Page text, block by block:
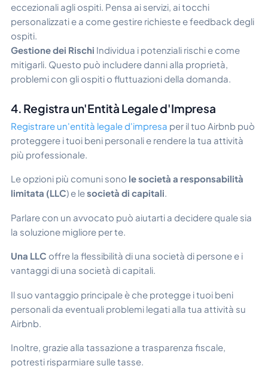
eccezionali agli ospiti. Pensa ai servizi, ai tocchi
personalizzati e a come gestire richieste e feedback degli
ospiti.
Gestione dei Rischi Individua i potenziali rischi e come
mitigarli. Questo può includere danni alla proprietà,
problemi con gli ospiti o fluttuazioni della domanda.
4. Registra un'Entità Legale d'Impresa
Registrare un'entità legale d'impresa per il tuo Airbnb può
proteggere i tuoi beni personali e rendere la tua attività
più professionale.
Le opzioni più comuni sono le società a responsabilità
limitata (LLC) e lesocietà di capitali.
Parlare con un avvocato può aiutarti a decidere quale sia
la soluzione migliore per te.
Una LLC offre la flessibilità di una società di persone e i
vantaggi di una società di capitali.
Il suo vantaggio principale è che protegge i tuoi beni
personali da eventuali problemi legati alla tua attività su
Airbnb.
Inoltre, grazie alla tassazione a trasparenza fiscale,
potresti risparmiare sulle tasse.